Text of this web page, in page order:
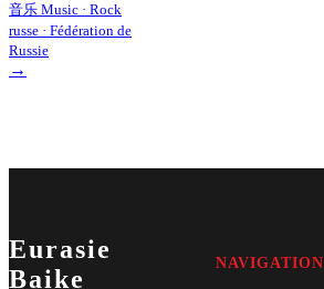
音乐 Music · Rock
russe · Fédération de
Russie
→
Eurasie
Baike
NAVIGATION